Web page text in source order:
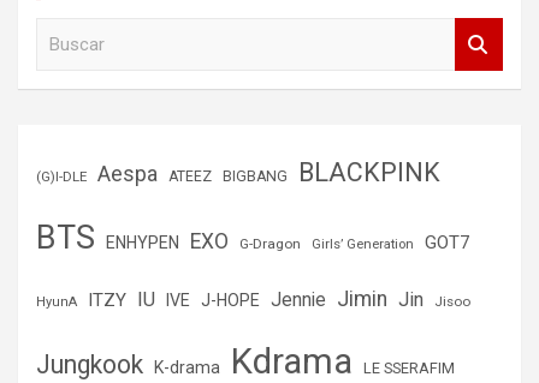
(G)I-DLE Aespa ATEEZ BIGBANG BLACKPINK
BTS ENHYPEN EXO G-Dragon Girls’ Generation GOT7
HyunA ITZY IU IVE J-HOPE Jennie Jimin Jin Jisoo
Jungkook K-drama Kdrama LE SSERAFIM